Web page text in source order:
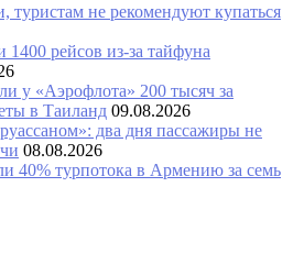
туристам не рекомендуют купаться
рейсов из-за тайфуна
у «Аэрофлота» 200 тысяч за
в Таиланд 09.08.2026
два дня пассажиры не
08.08.2026
40% турпотока в Армению за семь